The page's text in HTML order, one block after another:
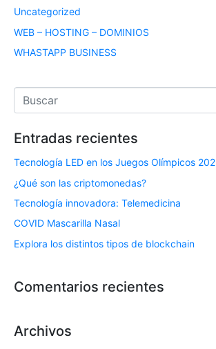
Uncategorized
WEB – HOSTING – DOMINIOS
WHASTAPP BUSINESS
Entradas recientes
Tecnología LED en los Juegos Olímpicos
¿Qué son las criptomonedas?
Tecnología innovadora: Telemedicina
COVID Mascarilla Nasal
Explora los distintos tipos de blockchain
Comentarios recientes
Archivos